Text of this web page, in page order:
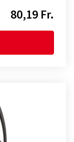
80,19 Fr.